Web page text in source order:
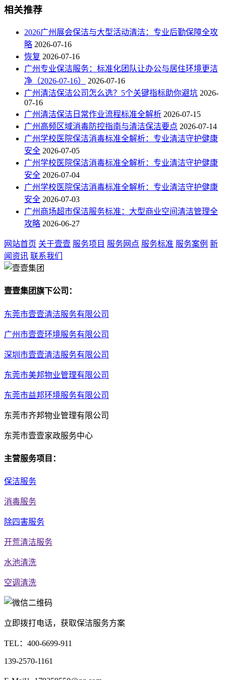
相关推荐
2026广州展会保洁与大型活动清洁：专业后勤保障全攻
略 2026-07-16
恢复 2026-07-16
广州专业保洁服务：标准化团队让办公与居住环境更洁
净（2026-07-16）
2026-07-16
广州清洁保洁公司怎么选？5个关键指标助你避坑 2026-
07-16
广州清洁保洁日常作业流程标准全解析 2026-07-15
广州高频区域消毒防控指南与清洁保洁要点 2026-07-14
广州学校医院保洁消毒标准全解析：专业清洁守护健康
安全 2026-07-05
广州学校医院保洁消毒标准全解析：专业清洁守护健康
安全 2026-07-04
广州学校医院保洁消毒标准全解析：专业清洁守护健康
安全 2026-07-03
广州商场超市保洁服务标准：大型商业空间清洁管理全
攻略 2026-06-27
网站首页 关于壹壹 服务项目 服务网点 服务标准 服务案例 新
闻资讯 联系我们
壹壹集团旗下公司：
东莞市壹壹清洁服务有限公司
广州市壹壹环境服务有限公司
深圳市壹壹清洁服务有限公司
东莞市美邦物业管理有限公司
东莞市益邦环境服务有限公司
东莞市齐邦物业管理有限公司
东莞市壹壹家政服务中心
主营服务项目：
保洁服务
消毒服务
除四害服务
开荒清洁服务
水池清洗
空调清洗
立即拨打电话，获取保洁服务方案
TEL： 400-6699-911
139-2570-1161